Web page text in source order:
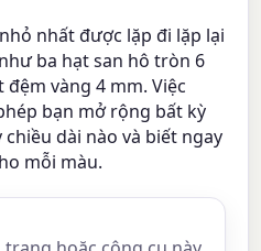
nhất được lặp đi lặp lại
ba hạt san hô tròn 6
vàng 4 mm. Việc
bạn mở rộng bất kỳ
dài nào và biết ngay
mỗi màu.